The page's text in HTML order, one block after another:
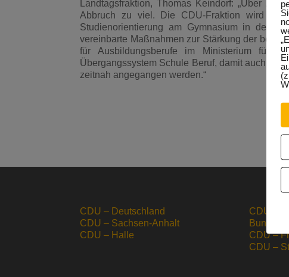
Landtagsfraktion, Thomas Keindorf: „Über
Abbruch zu viel. Die CDU-Fraktion wird
Studienorientierung am Gymnasium in der
vereinbarte Maßnahmen zur Stärkung der
für Ausbildungsberufe im Ministerium für
Übergangssystem Schule Beruf, damit auch
zeitnah angegangen werden.“
CDU – Deutschland
CDU – Sachsen-Anhalt
CDU – Halle
CDU/
CDU –
CDU –